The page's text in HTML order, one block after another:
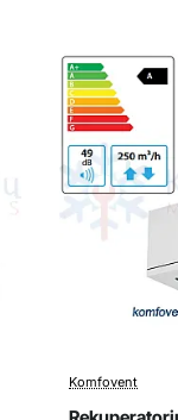
Komfovent